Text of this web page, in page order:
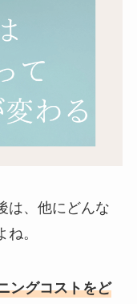
は、他にどんな
。
ングコストをど